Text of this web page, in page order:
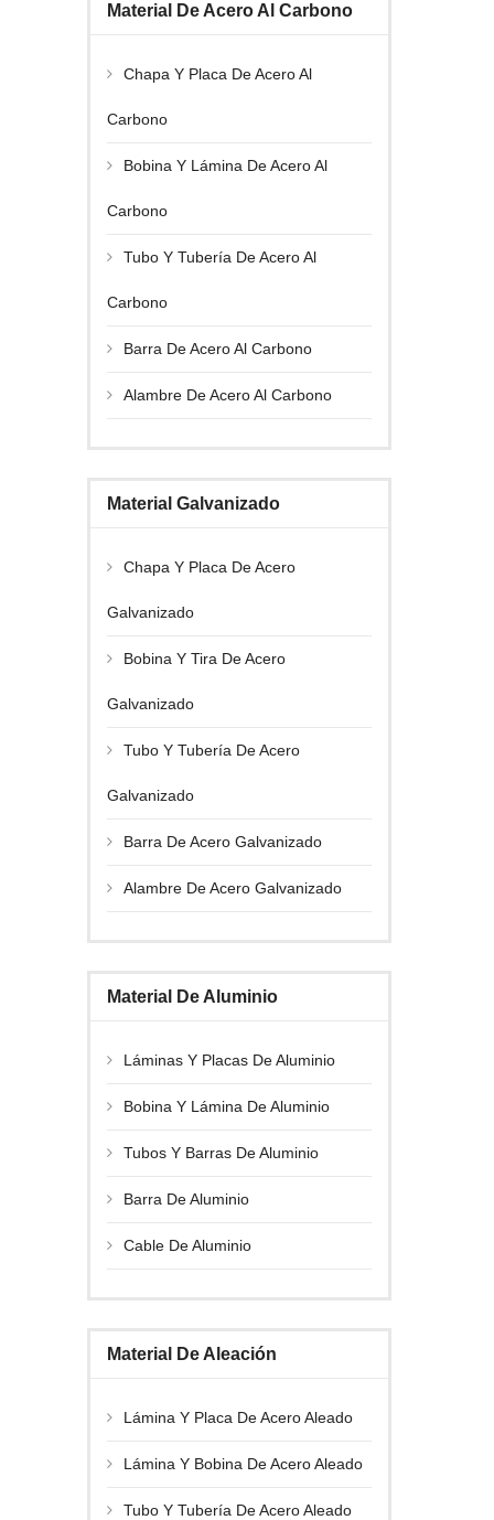
Material De Acero Al Carbono
Chapa Y Placa De Acero Al
Carbono
Bobina Y Lámina De Acero Al
Carbono
Tubo Y Tubería De Acero Al
Carbono
Barra De Acero Al Carbono
Alambre De Acero Al Carbono
Material Galvanizado
Chapa Y Placa De Acero
Galvanizado
Bobina Y Tira De Acero
Galvanizado
Tubo Y Tubería De Acero
Galvanizado
Barra De Acero Galvanizado
Alambre De Acero Galvanizado
Material De Aluminio
Láminas Y Placas De Aluminio
Bobina Y Lámina De Aluminio
Tubos Y Barras De Aluminio
Barra De Aluminio
Cable De Aluminio
Material De Aleación
Lámina Y Placa De Acero Aleado
Lámina Y Bobina De Acero Aleado
Tubo Y Tubería De Acero Aleado